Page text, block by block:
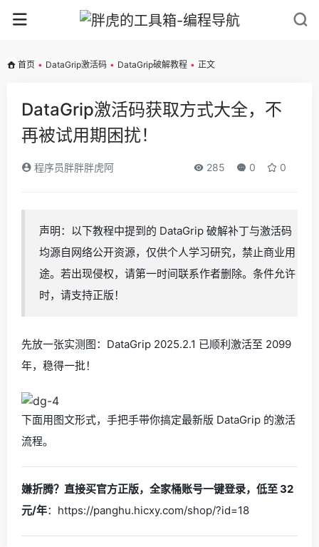
首页 • DataGrip激活码 • DataGrip破解教程 • 正文
DataGrip激活码获取方式大全，不
再被试用期困扰！
程序员胖胖胖虎阿 285 0 0
声明：以下教程中提到的 DataGrip 破解补丁与激活码
均源自网络公开资源，仅供个人学习研究，禁止商业用
途。若出现侵权，请第一时间联系作者删除。条件允许
时，请支持正版！
先放一张实测图：DataGrip 2025.2.1 已顺利激活至 2099
年，稳得一批！
下面用图文形式，手把手带你搞定最新版 DataGrip 的激活
流程。
嫌折腾？直接买官方正版，全家桶账号一键登录，低至 32
元/年：https://panghu.hicxy.com/shop/?id=18